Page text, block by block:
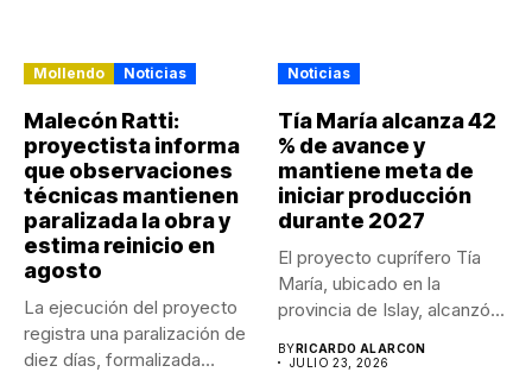
Mollendo Noticias
Malecón Ratti:
proyectista informa
que observaciones
técnicas mantienen
paralizada la obra y
estima reinicio en
agosto
La ejecución del proyecto
registra una paralización de
diez días, formalizada
Noticias
Tía María alcanza 42
% de avance y
mantiene meta de
iniciar producción
durante 2027
El proyecto cuprífero Tía
María, ubicado en la
provincia de Islay, alcanzó...
BYRICARDO ALARCON
JULIO 23, 2026